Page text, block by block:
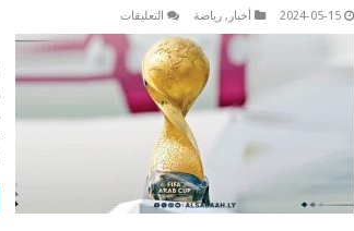
2024-05-15 أخبار , رياضة التعليقات
يعتمد
العرب
ضمن
وقطر